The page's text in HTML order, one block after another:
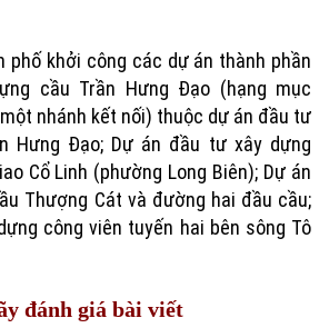
phố khởi công các dự án thành phần
cầu Trần Hưng Đạo (hạng mục
nhánh kết nối) thuộc dự án đầu tư
Hưng Đạo; Dự án đầu tư xây dựng
Cổ Linh (phường Long Biên); Dự án
Thượng Cát và đường hai đầu cầu;
công viên tuyến hai bên sông Tô
đánh giá bài viết